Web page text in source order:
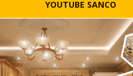
YOUTUBE SANCO